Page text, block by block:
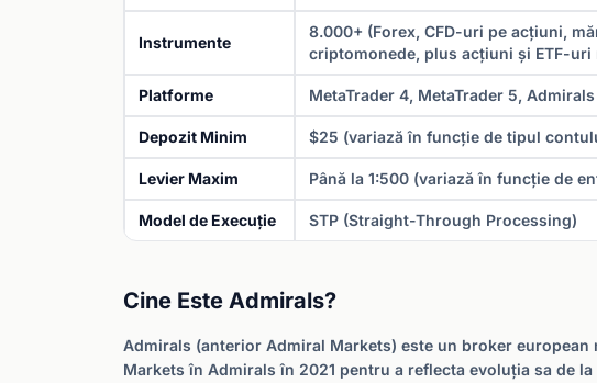
Instrumente
8.000+ (Forex, CFD-uri pe acțiuni,
criptomonede, plus acțiuni și ETF-uri
Platforme MetaTrader 4, MetaTrader 5,
Depozit Minim $25 (variază în funcție de tipul
Levier Maxim Până la 1:500 (variază în funcție de
Model de Execuție STP (Straight-Through Processing)
Cine Este Admirals?
Admirals (anterior Admiral Markets) este un broker
Markets în Admirals în 2021 pentru a reflecta evoluția sa de